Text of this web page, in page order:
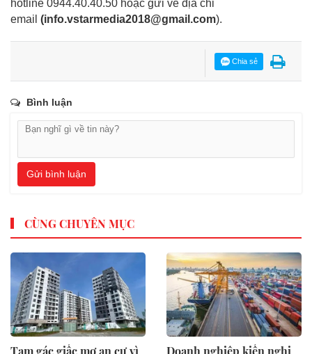
hotline 0944.40.40.50 hoặc gửi về địa chỉ
email (info.vstarmedia2018@gmail.com).
Chia sẻ
Bình luận
Gửi bình luận
CÙNG CHUYÊN MỤC
Tạm gác giấc mơ an cư vì Doanh nghiệp kiến nghị